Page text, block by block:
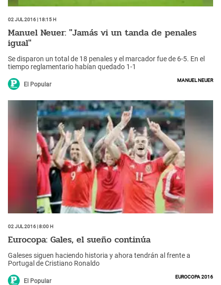
02 Jul 2016 | 18:15 h
Manuel Neuer: "Jamás vi un tanda de penales
igual"
Se disparon un total de 18 penales y el marcador fue de 6-5. En el
tiempo reglamentario habían quedado 1-1
El Popular
Manuel Neuer
02 Jul 2016 | 8:00 h
Eurocopa: Gales, el sueño continúa
Galeses siguen haciendo historia y ahora tendrán al frente a
Portugal de Cristiano Ronaldo
El Popular
Eurocopa 2016